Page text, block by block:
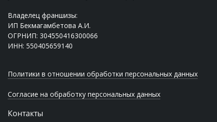
Владелец франшизы:
ИП Бекмагамбетова А.И.
ОГРНИП: 304550416300066
ИНН: 550405659140
Политики в отношении обработки персональных данных
Согласие на обработку персональных данных
Контакты